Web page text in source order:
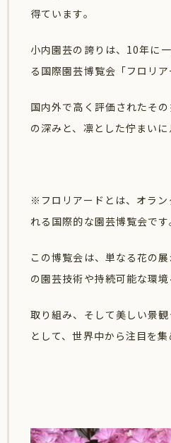
得ています。
小内園芸の誇りは、10年に
る国際園芸博覧会「フロリア
国内外で高く評価されたそ
の深みと、凛とした佇まいに
※フロリアードとは、オラ
れる国際的な園芸博覧会です
この博覧会は、単なる花の
の園芸技術や持続可能な環境
取り組み、そして美しい景
として、世界中から注目を集